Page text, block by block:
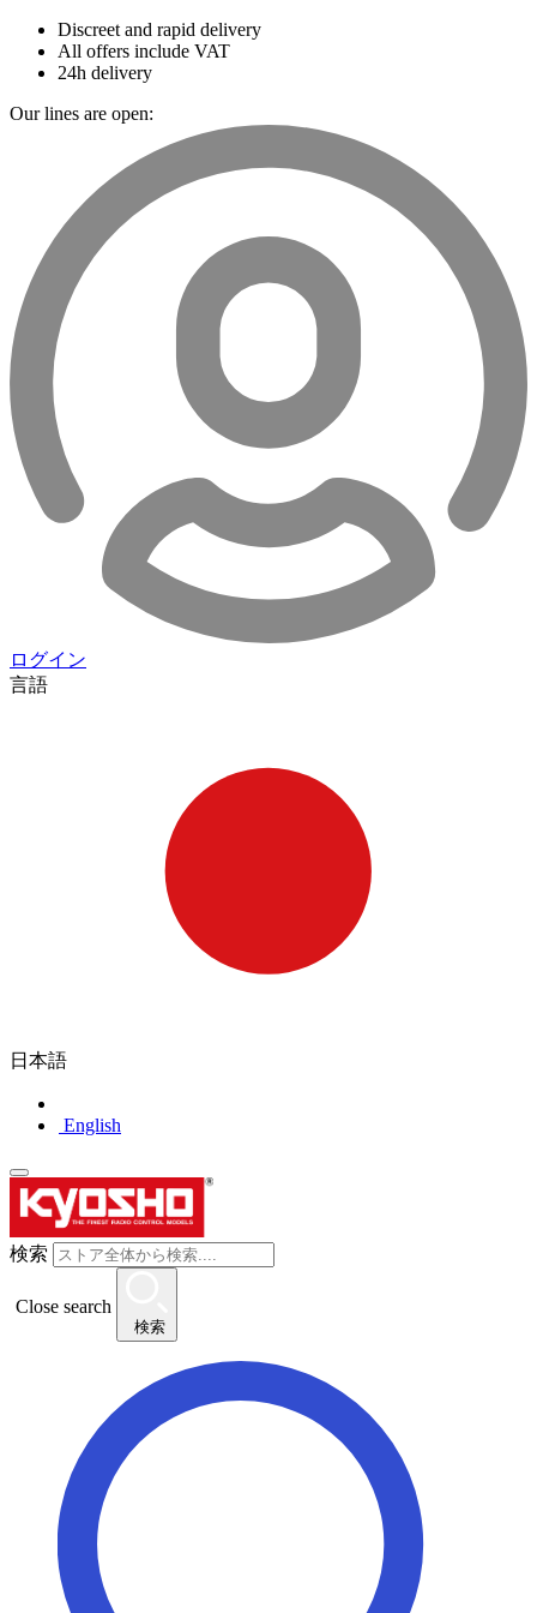
Discreet and rapid delivery
All offers include VAT
24h delivery
Our lines are open:
ログイン
言語
日本語
English
検索
Close search
検索